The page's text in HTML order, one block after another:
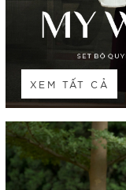
XEM TẤT CẢ